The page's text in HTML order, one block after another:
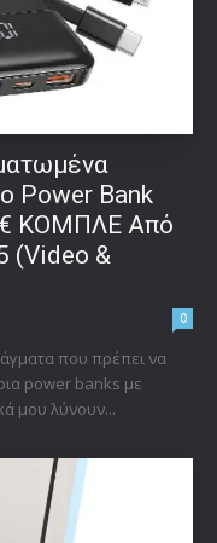
Power Bank
ΚΟΜΠΛΕ Από
(Video &
0
που πρέπει να
power banks με
μου λύνουν...